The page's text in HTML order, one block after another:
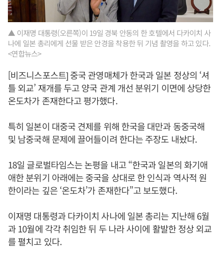
▲ 이재명 대통령(오른쪽)이 19일 경북 안동의 한 호텔에서 다카이치 사
나에 일본 총리에게 선물 받은 안경을 착용한 뒤 기념 촬영을 하고 있다.
<연합뉴스>
[비즈니스포스트] 중국 관영매체가 한국과 일본 정상의 ‘셔
틀 외교’ 재개를 두고 양국 관계 개선 분위기 이면에 상당한
온도차가 존재한다고 평가했다.
특히 일본이 대중국 견제를 위해 한국을 대만과 동중국해
및 남중국해 문제에 끌어들이려 한다는 주장도 내놨다.
18일 글로벌타임스는 논평을 내고 “한국과 일본의 화기애
애한 분위기 아래에는 중국을 상대로 한 인식과 역사적 원
한이라는 깊은 ‘온도차’가 존재한다”고 보도했다.
이재명 대통령과 다카이치 사나에 일본 총리는 지난해 6월
과 10월에 각각 취임한 뒤 두 나라 사이에 활발한 정상 외교
를 펼치고 있다.